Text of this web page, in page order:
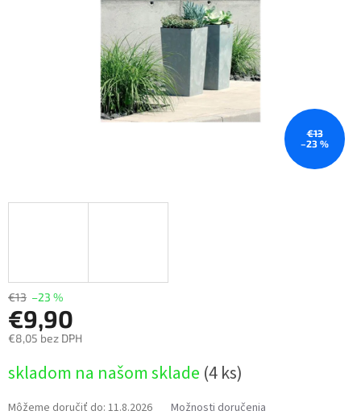
€13
–23 %
€13 –23 %
€9,90
€8,05 bez DPH
cena:
skladom na našom sklade (4 ks)
Môžeme doručiť do: 11.8.2026 Možnosti doručenia